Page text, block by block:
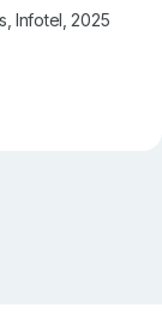
Infotel, 2025